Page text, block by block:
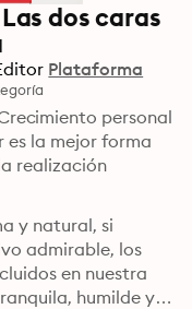
dos caras
Plataforma
personal
es la mejor forma
realización
y natural, si
admirable, los
en nuestra
humilde y